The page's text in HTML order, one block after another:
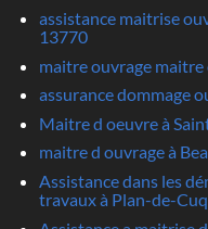
assistance maitrise
13770
maitre ouvrage
assurance dommage
Maitre d oeuvre à
maitre d ouvrage à
Assistance dans les
travaux à Plan-de-